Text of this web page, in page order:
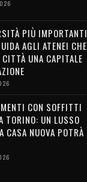
PIÙ IMPORTANTI
AGLI ATENEI CHE
CITTÀ UNA CAPITALE
CON SOFFITTI
TORINO: UN LUSSO
CASA NUOVA POTRÀ